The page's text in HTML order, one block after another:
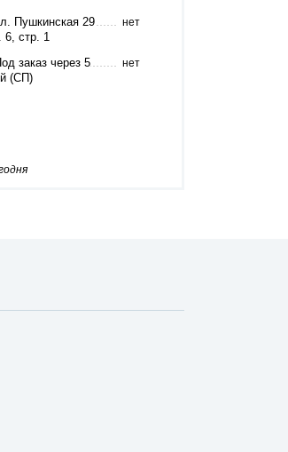
Пушкинская 29
6, стр. 1
нет
заказ через 5
(СП)
нет